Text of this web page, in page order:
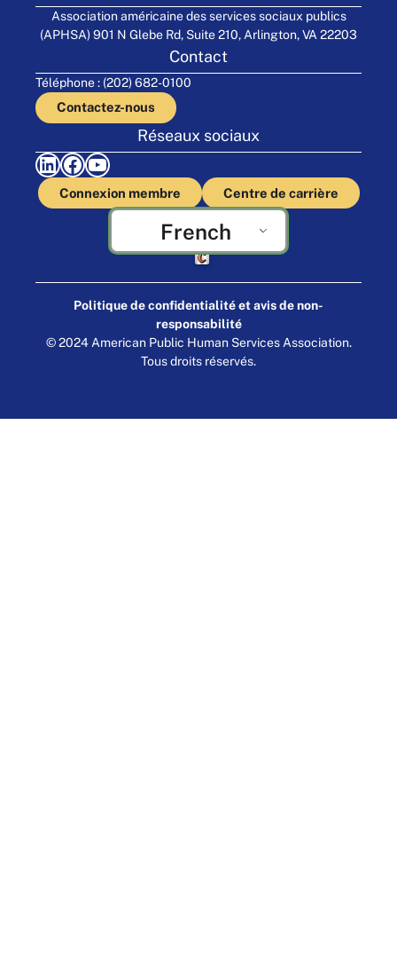
Association américaine des services sociaux publics
(APHSA) 901 N Glebe Rd, Suite 210, Arlington, VA 22203
Contact
Téléphone : (202) 682-0100
Contactez-nous
Réseaux sociaux
LinkedIn Facebook YouTube
Connexion membre Centre de carrière
French
Fabriqué par Cornershop Creative
Politique de confidentialité et avis de non-
responsabilité
© 2024 American Public Human Services Association.
Tous droits réservés.